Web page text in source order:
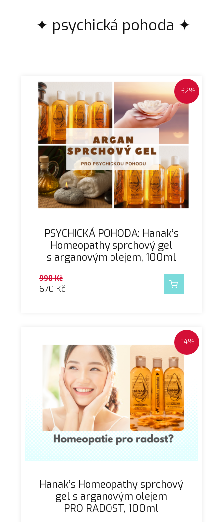
✦ psychická pohoda ✦
-32%
PSYCHICKÁ POHODA: Hanak’s
Homeopathy sprchový gel
s arganovým olejem, 100ml
990Kč
670 Kč
-14%
Hanak’s Homeopathy sprchový
gel s arganovým olejem
PRO RADOST, 100ml